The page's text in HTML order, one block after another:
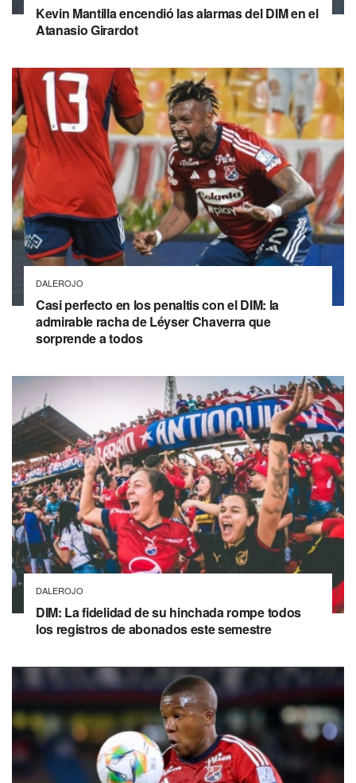
Kevin Mantilla encendió las alarmas del DIM en el
Atanasio Girardot
DALEROJO
Casi perfecto en los penaltis con el DIM: la
admirable racha de Léyser Chaverra que
sorprende a todos
DALEROJO
DIM: La fidelidad de su hinchada rompe todos
los registros de abonados este semestre